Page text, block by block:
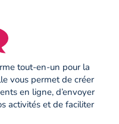
tout-en-un pour la
vous permet de créer
en ligne, d’envoyer
activités et de faciliter